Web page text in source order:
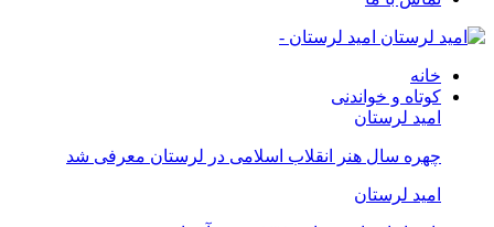
امید لرستان -
خانه
کوتاه و خواندنی
امید لرستان
چهره سال هنر انقلاب اسلامی در لرستان معرفی شد
امید لرستان